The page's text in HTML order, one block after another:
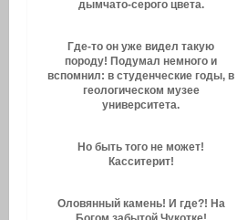
дымчато-серого цвета.
Где-то он уже видел такую
породу! Подумал немного и
вспомнил: в студенческие годы, в
геологическом музее
университета.
Но быть того не может!
Касситерит!
Оловянный камень! И где?! На